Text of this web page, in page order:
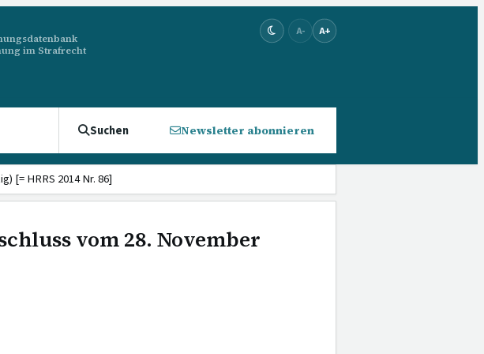
im Strafrecht
A- A+
Suchen Newsletter abonnieren
[= HRRS 2014 Nr. 86]
vom 28. November